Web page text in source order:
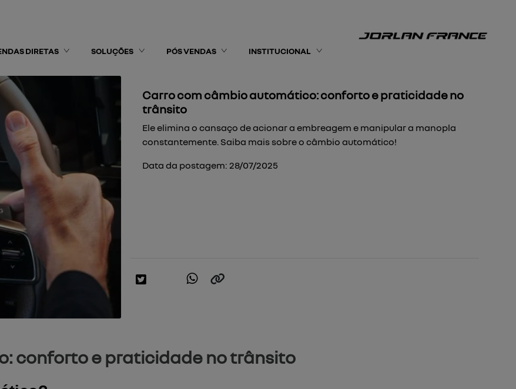
DIRETAS SOLUÇÕES PÓS VENDAS INSTITUCIONAL
Carro com câmbio automático: conforto e praticidade no
trânsito
Ele elimina o cansaço de acionar a embreagem e manipular a manopla
constantemente. Saiba mais sobre o câmbio automático!
Data da postagem: 28/07/2025
conforto e praticidade no trânsito